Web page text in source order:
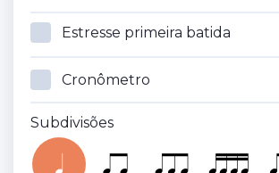
Estresse primeira batida
Cronômetro
Subdivisões